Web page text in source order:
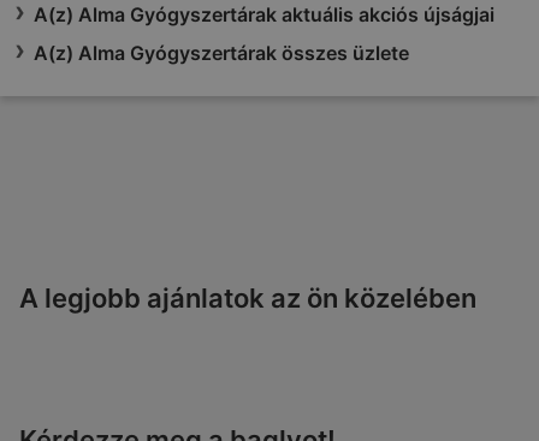
A(z) Alma Gyógyszertárak aktuális akciós újságjai
A(z) Alma Gyógyszertárak összes üzlete
A legjobb ajánlatok az ön közelében